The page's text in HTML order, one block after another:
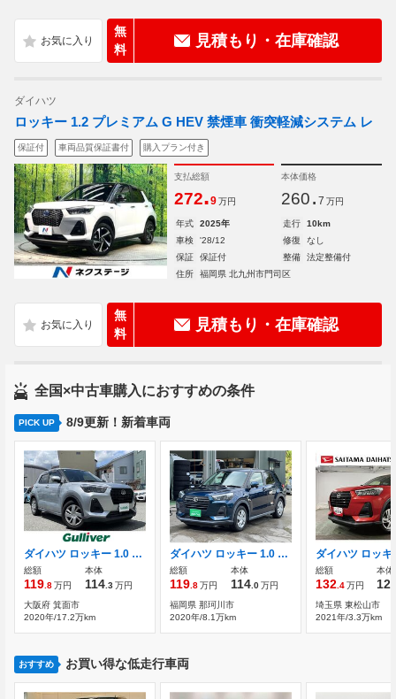
無
料
見積もり・在庫確認
ダイハツ
ロッキー 1.2 プレミアム G HEV 禁煙車 衝突軽減システム レ
保証付 車両品質保証書付 購入プラン付き
支払総額
272.9 万円
本体価格
260. 7 万円
年式 2025年 走行
10km
車検
'28/12 修復
なし
保証
保証付 整備
法定整備付
住所
福岡県 北九州市門司区
無
料
見積もり・在庫確認
全国×中古車購入におすすめの条件
PICK UP 8/9更新！新着車両
ダイハツ ロッキー 1.0 L 純正メモリナビ・AM/FM/CD/DVD/Bluetooth・
総額
119 .8万円
本体
114 .3万円
大阪府 箕面市
2020年/17.2万km
ダイハツ ロッキー 1.0 L メモリーナビ バックカメラ スマートキー
総額
119 .8万円
本体
114 .0万円
福岡県 那珂川市
2020年/8.1万km
総額
132 .4万円
本体
埼玉県 東松山市
2021年/3.3万km
おすすめ お買い得な低走行車両